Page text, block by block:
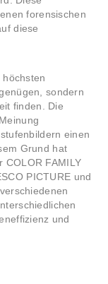
forensischen
diese
sondern
finden. Die
einen
Grund hat
COLOR FAMILY
PICTURE und
und